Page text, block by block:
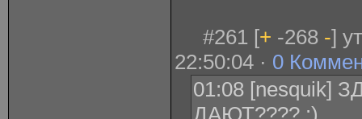
#261 [+ -268 -]
22:50:04 · 0
01:08 [nesquik]
ДАЮТ???? :)